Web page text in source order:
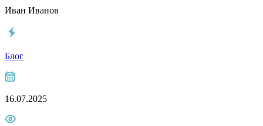
Иван Иванов
Блог
16.07.2025